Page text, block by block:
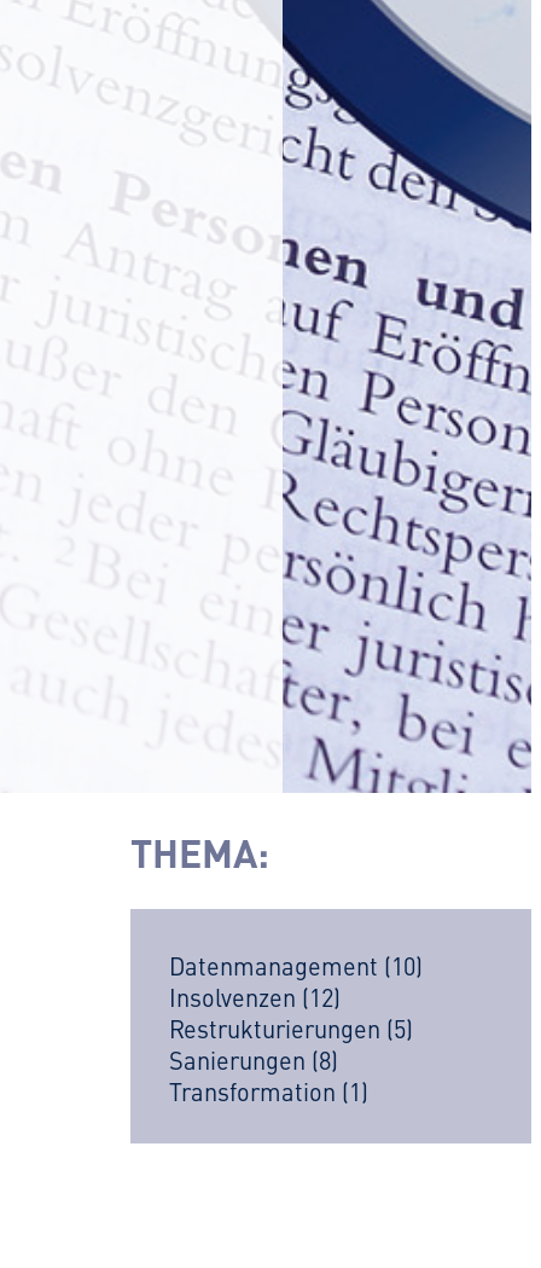
THEMA:
Datenmanagement (10)
Insolvenzen (12)
Restrukturierungen (5)
Sanierungen (8)
Transformation (1)